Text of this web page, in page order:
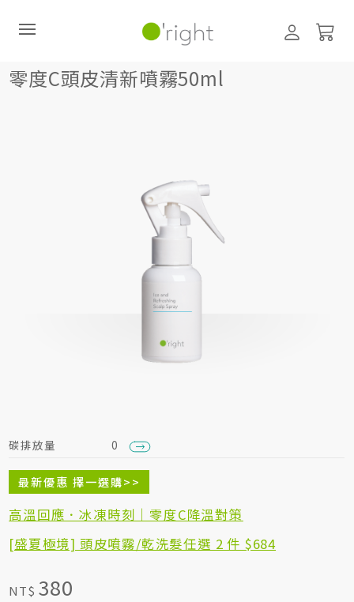
頭皮護理 (養髮液、噴霧) 零度C頭皮清新噴霧50ml
零度C頭皮清新噴霧50ml
碳排放量 0
最新優惠 擇一選購>>
高溫回應．冰凍時刻｜零度C降溫對策
[盛夏極境] 頭皮噴霧/乾洗髮任選 2 件 $684
NT$ 380